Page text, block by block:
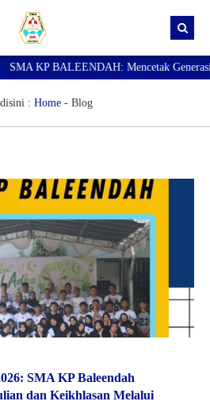
SMA KP BALEENDAH: Mencetak Generasi
: Home- Blog
SMA KP Baleendah
dan Keikhlasan Melalui